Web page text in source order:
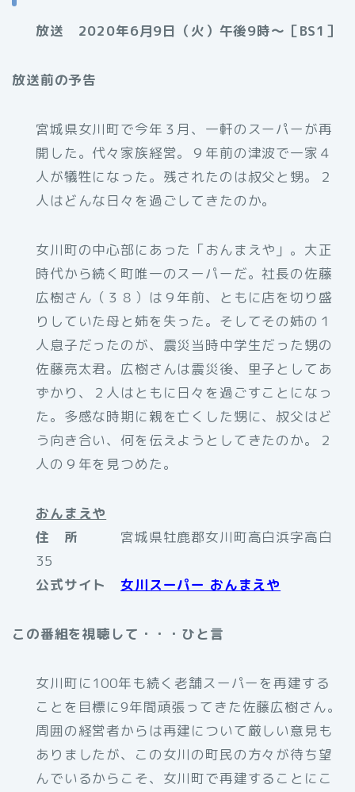
放送 2020年6月9日（火）午後9時〜［BS1］
放送前の予告
宮城県女川町で今年３月、一軒のスーパーが再
開した。代々家族経営。９年前の津波で一家４
人が犠牲になった。残されたのは叔父と甥。２
人はどんな日々を過ごしてきたのか。
女川町の中心部にあった「おんまえや」。大正
時代から続く町唯一のスーパーだ。社長の佐藤
広樹さん（３８）は９年前、ともに店を切り盛
りしていた母と姉を失った。そしてその姉の１
人息子だったのが、震災当時中学生だった甥の
佐藤亮太君。広樹さんは震災後、里子としてあ
ずかり、２人はともに日々を過ごすことになっ
た。多感な時期に親を亡くした甥に、叔父はど
う向き合い、何を伝えようとしてきたのか。２
人の９年を見つめた。
おんまえや
住 所 宮城県牡鹿郡女川町高白浜字高白
35
公式サイト
女川スーパー おんまえや
この番組を視聴して・・・ひと言
女川町に100年も続く老舗スーパーを再建する
ことを目標に9年間頑張ってきた佐藤広樹さん。
周囲の経営者からは再建について厳しい意見も
ありましたが、この女川の町民の方々が待ち望
んでいるからこそ、女川町で再建することにこ